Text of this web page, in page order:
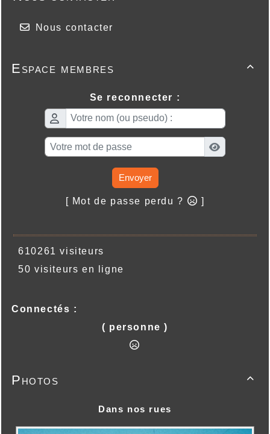
Nous contacter

Espace membres
Se reconnecter :
Envoyer
[ Mot de passe perdu ? ]
610261 visiteurs
50 visiteurs en ligne
Connectés :
( personne )

Photos
Dans nos rues